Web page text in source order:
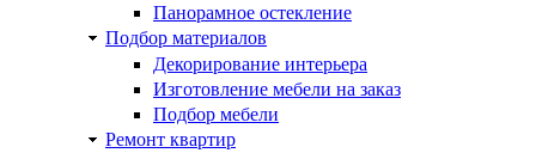
Панорамное остекление
Подбор материалов
Декорирование интерьера
Изготовление мебели на заказ
Подбор мебели
Ремонт квартир